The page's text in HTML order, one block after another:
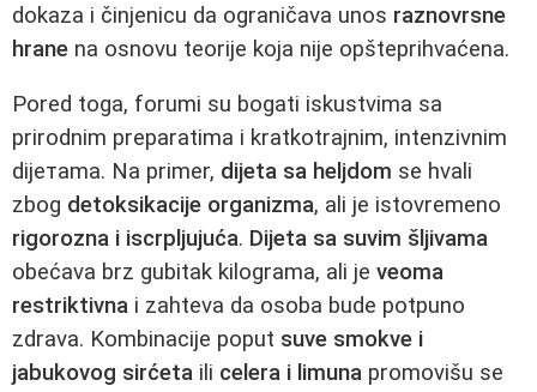
dokaza i činjenicu da ograničava unos raznovrsne
hrane na osnovu teorije koja nije opšteprihvaćena.
Pored toga, forumi su bogati iskustvima sa
prirodnim preparatima i kratkotrajnim, intenzivnim
dijетama. Na primer, dijeta sa heljdom se hvali
zbog detoksikacije organizma, ali je istovremeno
rigorozna i iscrpljujuća. Dijeta sa suvim šljivama
obećava brz gubitak kilograma, ali je veoma
restriktivna i zahteva da osoba bude potpuno
zdrava. Kombinacije poput suve smokve i
jabukovog sirćeta ili celera i limuna promovišu se